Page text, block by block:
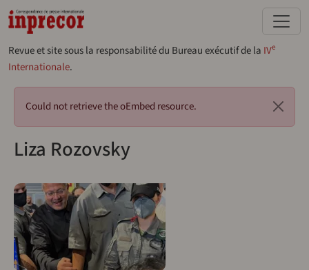
Aller au contenu principal
Revue et site sous la responsabilité du Bureau exécutif de la IVe
Internationale.
Message d'erreur
Could not retrieve the oEmbed resource.
Liza Rozovsky